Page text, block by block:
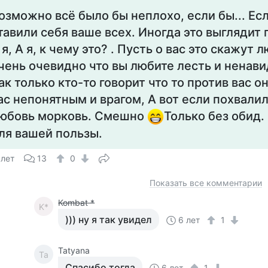
всё было бы неплохо, если бы...
себя ваше всех. Иногда это
А я, к чему это? . Пусть о вас это скажут
очевидно что вы любите лесть и
только кто-то говорит что то против вас
непонятным и врагом, А вот если
морковь. Смешно
Только без обид.
вашей пользы.
13 0
Показать все комментарии
K* Kombat *
))) ну я так увидел 6 лет 1
Ta Tatyana